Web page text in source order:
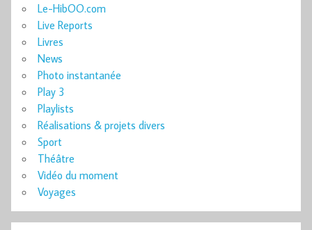
Le-HibOO.com
Live Reports
Livres
News
Photo instantanée
Play 3
Playlists
Réalisations & projets divers
Sport
Théâtre
Vidéo du moment
Voyages